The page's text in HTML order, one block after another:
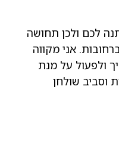
לכם ולכן תחושה
אני מקווה
ולפעול על מנת
וסביב שולחן